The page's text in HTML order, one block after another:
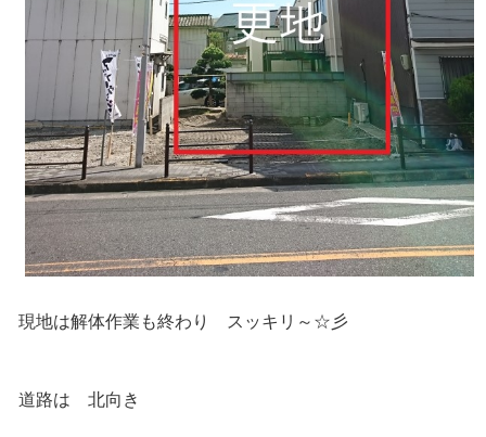
現地は解体作業も終わり スッキリ～☆彡
道路は 北向き